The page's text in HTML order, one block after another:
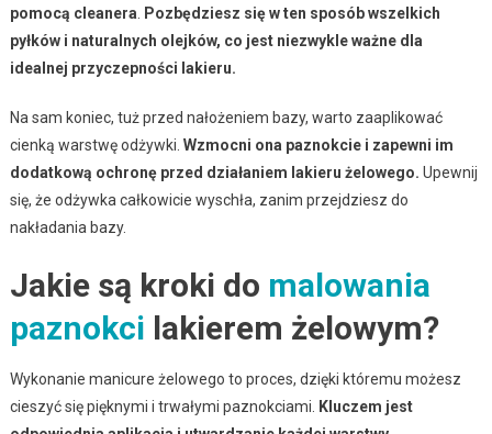
pomocą cleanera
Pozbędziesz się w ten sposób wszelkich
pyłków i naturalnych olejków, co jest niezwykle ważne dla
idealnej przyczepności lakieru.
Na sam koniec, tuż przed nałożeniem bazy, warto zaaplikować
cienką warstwę odżywki. Wzmocni ona paznokcie i zapewni im
dodatkową ochronę przed działaniem lakieru żelowego. Upewnij
się, że odżywka całkowicie wyschła, zanim przejdziesz do
nakładania bazy.
Jakie są kroki do malowania
paznokci lakierem żelowym?
Wykonanie manicure żelowego to proces, dzięki któremu możesz
cieszyć się pięknymi i trwałymi paznokciami.
Kluczem jest